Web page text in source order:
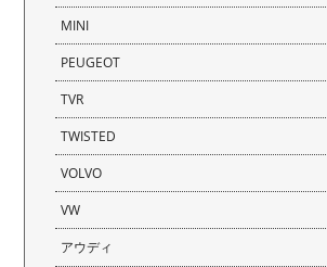
MINI
PEUGEOT
TVR
TWISTED
VOLVO
VW
アウディ